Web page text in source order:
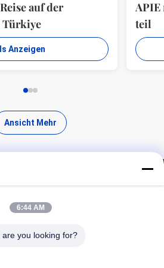
auf der
Türkiye
Anzeigen
APIE
teil
Ansicht Mehr
Produkte
6:44 AM
you looking for?